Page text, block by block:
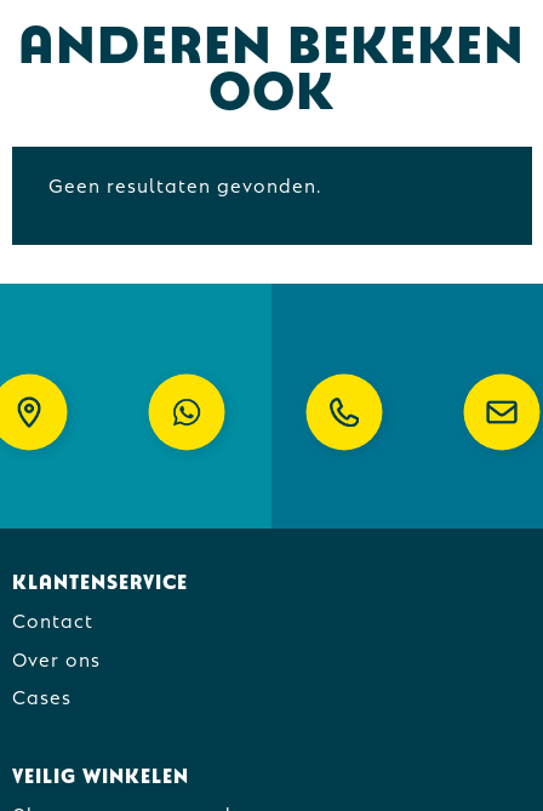
Anderen bekeken
ook
Geen resultaten gevonden.
Klantenservice
Contact
Over ons
Cases
Veilig winkelen